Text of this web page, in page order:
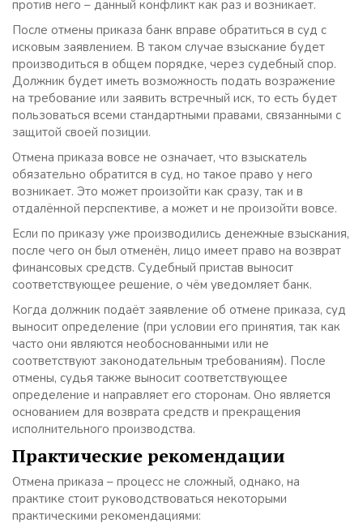
против него – данный конфликт как раз и возникает.
После отмены приказа банк вправе обратиться в суд с
исковым заявлением. В таком случае взыскание будет
производиться в общем порядке, через судебный спор.
Должник будет иметь возможность подать возражение
на требование или заявить встречный иск, то есть будет
пользоваться всеми стандартными правами, связанными с
защитой своей позиции.
Отмена приказа вовсе не означает, что взыскатель
обязательно обратится в суд, но такое право у него
возникает. Это может произойти как сразу, так и в
отдалённой перспективе, а может и не произойти вовсе.
Если по приказу уже производились денежные взыскания,
после чего он был отменён, лицо имеет право на возврат
финансовых средств. Судебный пристав выносит
соответствующее решение, о чём уведомляет банк.
Когда должник подаёт заявление об отмене приказа, суд
выносит определение (при условии его принятия, так как
часто они являются необоснованными или не
соответствуют законодательным требованиям). После
отмены, судья также выносит соответствующее
определение и направляет его сторонам. Оно является
основанием для возврата средств и прекращения
исполнительного производства.
Практические рекомендации
Отмена приказа – процесс не сложный, однако, на
практике стоит руководствоваться некоторыми
практическими рекомендациями: